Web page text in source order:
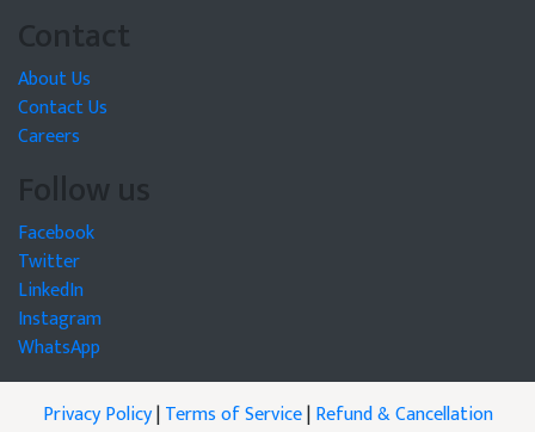
Contact
About Us
Contact Us
Careers
Follow us
Facebook
Twitter
LinkedIn
Instagram
WhatsApp
Privacy Policy|Terms of Service|Refund & Cancellation